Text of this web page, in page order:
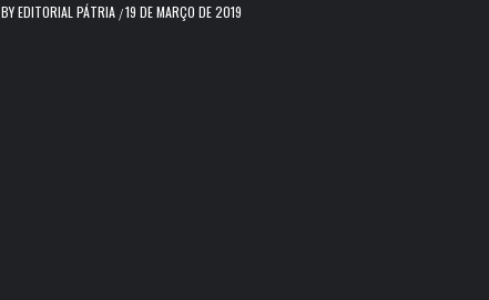
BYEDITORIAL PÁTRIA /19 DE MARÇO DE 2019